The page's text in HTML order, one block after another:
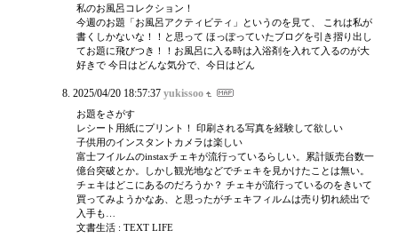
私のお風呂コレクション！
今週のお題「お風呂アクティビティ」というのを見て、 これは私が
書くしかないな！！と思って ほっぽっていたブログを引き摺り出し
てお題に飛びつき！！お風呂に入る時は入浴剤を入れて入るのが大
好きで 今日はどんな気分で、今日はどん
2025/04/20 18:57:37 yukissoo
お題をさがす
レシート用紙にプリント！ 印刷される写真を経験して欲しい
子供用のインスタントカメラは楽しい
富士フイルムのinstaxチェキが流行っているらしい。累計販売台数一
億台突破とか。しかし観光地などでチェキを見かけたことは無い。
チェキはどこにあるのだろうか？ チェキが流行っているのをきいて
買ってみようかなあ、と思ったがチェキフィルムは売り切れ続出で
入手も…
文書生活 : TEXT LIFE